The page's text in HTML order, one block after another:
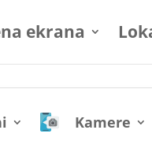
ekrana
Kamere